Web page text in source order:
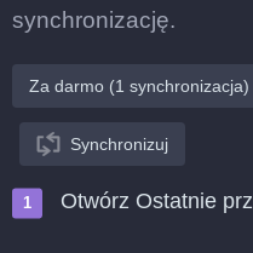
synchronizację.
Za darmo (1 synchronizacja)
Synchronizuj
Otwórz Ostatnie